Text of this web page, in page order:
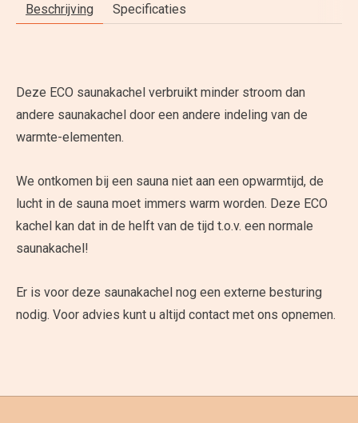
Beschrijving Specificaties
Deze ECO saunakachel verbruikt minder stroom dan
andere saunakachel door een andere indeling van de
warmte-elementen.
We ontkomen bij een sauna niet aan een opwarmtijd, de
lucht in de sauna moet immers warm worden. Deze ECO
kachel kan dat in de helft van de tijd t.o.v. een normale
saunakachel!
Er is voor deze saunakachel nog een externe besturing
nodig. Voor advies kunt u altijd contact met ons opnemen.